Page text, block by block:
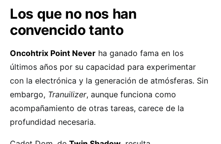
Los que no nos han
convencido tanto
Oncohtrix Point Never ha ganado fama en los
últimos años por su capacidad para experimentar
con la electrónica y la generación de atmósferas. Sin
embargo, Tranuilizer, aunque funciona como
acompañamiento de otras tareas, carece de la
profundidad necesaria.